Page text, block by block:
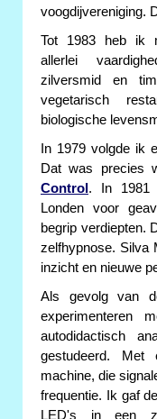
voogdijvereniging.
Tot 1983 heb ik
allerlei
zilversmid en
vegetarisch
biologische
In 1979 volgde ik
Dat was precies
Control . In 1981
Londen voor
begrip verdiepten.
zelfhypnose. Silva
inzicht en nieuwe
Als gevolg van
experimenteren
autodidactisch
gestudeerd.
machine, die
frequentie. Ik gaf
LED's in een